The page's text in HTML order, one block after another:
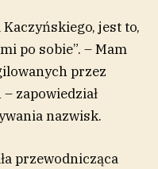
Kaczyńskiego, jest to,
po sobie”. – Mam
przez
zapowiedział
nazwisk.
przewodnicząca